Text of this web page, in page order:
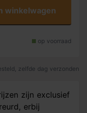
winkelwagen
op voorraad
zelfde dag verzonden
zijn exclusief
erbij